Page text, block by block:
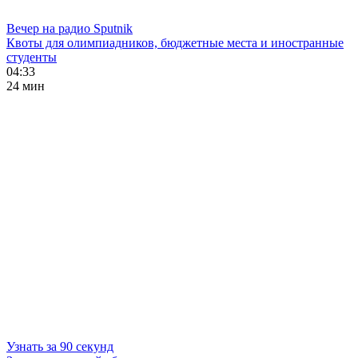
Вечер на радио Sputnik
Квоты для олимпиадников, бюджетные места и иностранные
студенты
04:33
24 мин
Узнать за 90 секунд